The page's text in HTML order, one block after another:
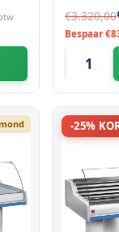
€3.320,00
Bespaar
-25%